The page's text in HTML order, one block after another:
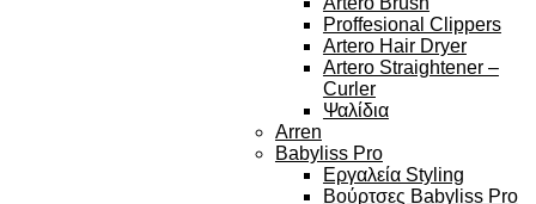
Proffesional Clippers
Artero Hair Dryer
Artero Straightener –
Curler
Ψαλίδια
Arren
Babyliss Pro
Εργαλεία Styling
Βούρτσες Babyliss Pro